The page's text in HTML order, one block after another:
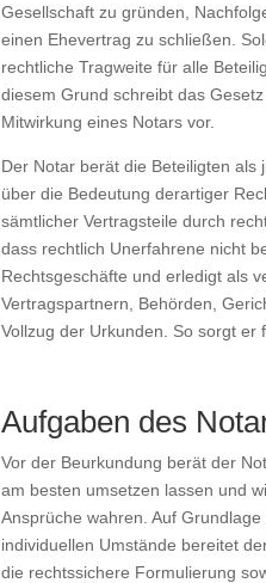
Gesellschaft zu gründen,
einen Ehevertrag zu schließen.
rechtliche Tragweite für alle
diesem Grund schreibt das
Mitwirkung eines Notars vor.
Der Notar berät die Beteiligten als
über die Bedeutung derartiger
sämtlicher Vertragsteile durch
dass rechtlich Unerfahrene nicht
Rechtsgeschäfte und erledigt als
Vertragspartnern, Behörden,
Vollzug der Urkunden. So sorgt er
Aufgaben des
Vor der Beurkundung berät der
am besten umsetzen lassen und
Ansprüche wahren. Auf
individuellen Umstände bereitet
die rechtssichere Formulierung